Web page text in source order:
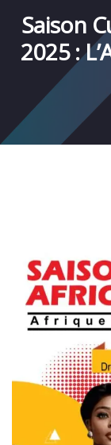
Saison
2025 :